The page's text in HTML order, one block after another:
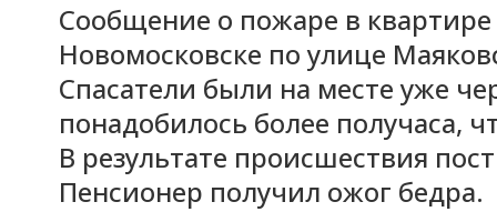
Сообщение о пожаре в квартире
Новомосковске по улице
Спасатели были на месте уже
понадобилось более получаса,
В результате происшествия
Пенсионер получил ожог бедра.